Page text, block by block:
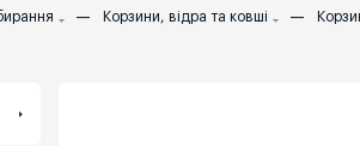
— Корзини, відра та ковші —